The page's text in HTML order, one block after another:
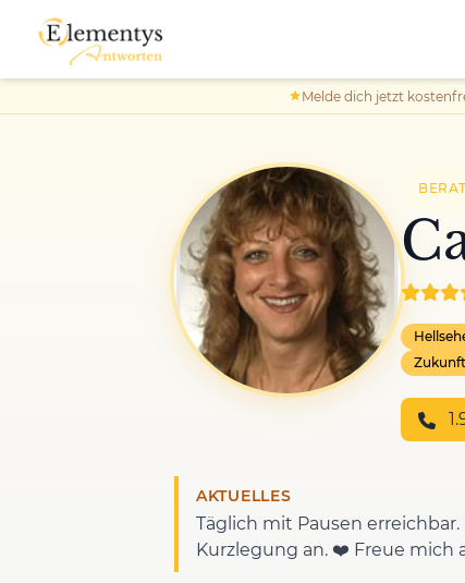
Melde dich jetzt
AKTUELLES
Täglich mit Pausen
Kurzlegung an. ❤️ Freue mich